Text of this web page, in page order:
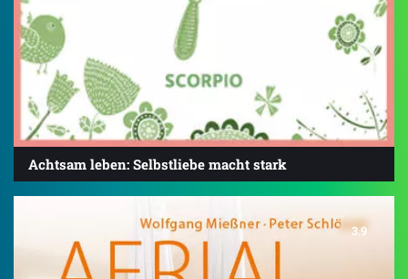
Achtsam leben: Selbstliebe macht stark
3.9